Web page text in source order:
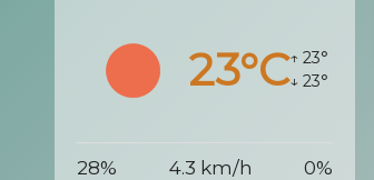
23°C↑ 23°
↓ 23°
28% 4.3 km/h 0%